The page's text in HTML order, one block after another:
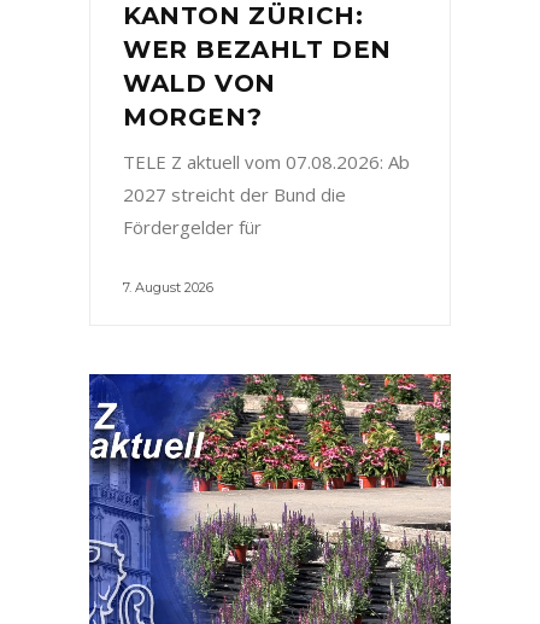
KANTON ZÜRICH:
WER BEZAHLT DEN
WALD VON
MORGEN?
TELE Z aktuell vom 07.08.2026: Ab
2027 streicht der Bund die
Fördergelder für
7. August 2026